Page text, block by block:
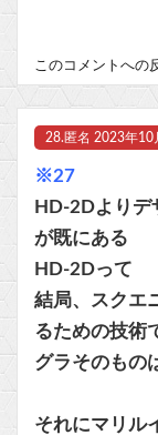
このコメントへの
28. 匿名 2023年10
※27
HD-2Dよりデ
が既にある
HD-2Dって
結局、スクエ
るための技術
グラそのもの
それにマリル